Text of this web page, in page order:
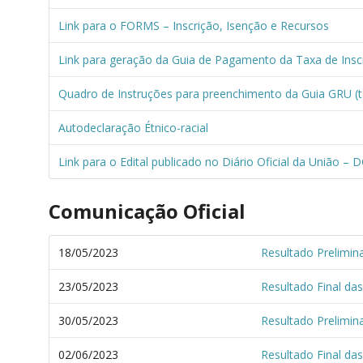
Link para o FORMS – Inscrição, Isenção e Recursos
Link para geração da Guia de Pagamento da Taxa de
Quadro de Instruções para preenchimento da Guia GRU
Autodeclaração Étnico-racial
Link para o Edital publicado no Diário Oficial da União –
Comunicação Oficial
18/05/2023 Resultado
23/05/2023 Resultado Final
30/05/2023 Resultado
02/06/2023 Resultado Final